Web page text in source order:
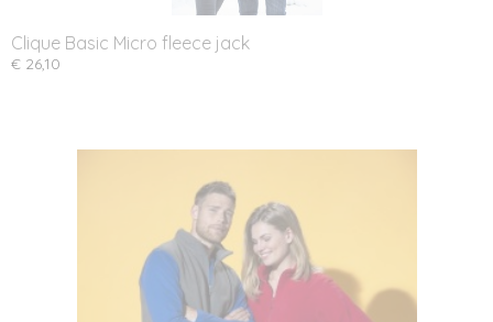
Clique Basic Micro fleece jack
€ 26,10